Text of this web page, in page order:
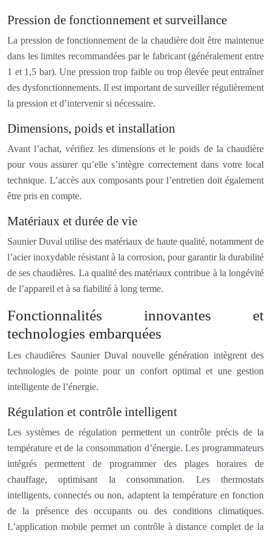
Pression de fonctionnement et surveillance
La pression de fonctionnement de la chaudière doit être maintenue
dans les limites recommandées par le fabricant (généralement entre
1 et 1,5 bar). Une pression trop faible ou trop élevée peut entraîner
des dysfonctionnements. Il est important de surveiller régulièrement
la pression et d’intervenir si nécessaire.
Dimensions, poids et installation
Avant l’achat, vérifiez les dimensions et le poids de la chaudière
pour vous assurer qu’elle s’intègre correctement dans votre local
technique. L’accès aux composants pour l’entretien doit également
être pris en compte.
Matériaux et durée de vie
Saunier Duval utilise des matériaux de haute qualité, notamment de
l’acier inoxydable résistant à la corrosion, pour garantir la durabilité
de ses chaudières. La qualité des matériaux contribue à la longévité
de l’appareil et à sa fiabilité à long terme.
Fonctionnalités innovantes et
technologies embarquées
Les chaudières Saunier Duval nouvelle génération intègrent des
technologies de pointe pour un confort optimal et une gestion
intelligente de l’énergie.
Régulation et contrôle intelligent
Les systèmes de régulation permettent un contrôle précis de la
température et de la consommation d’énergie. Les programmateurs
intégrés permettent de programmer des plages horaires de
chauffage, optimisant la consommation. Les thermostats
intelligents, connectés ou non, adaptent la température en fonction
de la présence des occupants ou des conditions climatiques.
L’application mobile permet un contrôle à distance complet de la